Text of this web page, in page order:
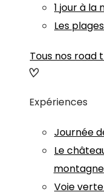
1 jour à la
Les
Tous nos road
Expériences
Journée
Le
montagne
Voie